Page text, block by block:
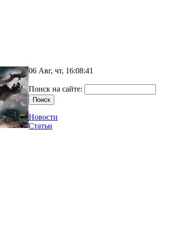
06 Авг, чт, 16:08:41
Поиск на сайте:
Новости
Статьи